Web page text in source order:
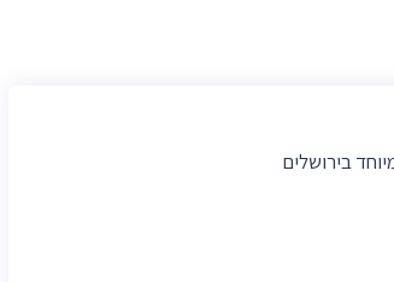
בירושלים